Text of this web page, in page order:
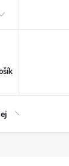
výměna nebo